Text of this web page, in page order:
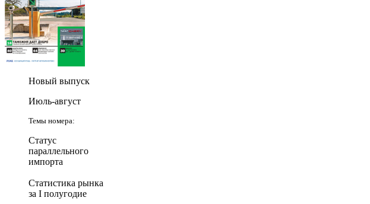
Новый выпуск
Июль-август
Темы номера:
Статус
параллельного
импорта
Статистика рынка
за I полугодие